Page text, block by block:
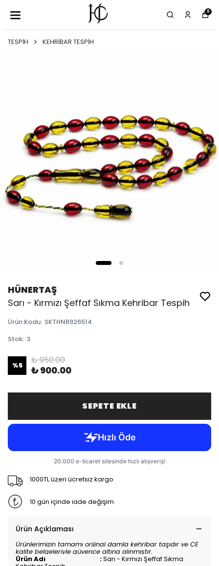
0
TESPİH KEHRİBAR TESPİH
HÜNERTAŞ
Sarı - Kırmızı Şeffaf Sıkma Kehribar Tespih
Ürün Kodu: SKTHNR926514
Stok: 3
%5 ₺ 950.00
₺ 900.00
SEPETE EKLE
1000TL üzeri ücretsiz kargo
10 gün içinde iade değişim
Ürün Açıklaması
Ürünlerimizin tamamı orijinal damla kehribar taşıdır ve CE
kalite belgeleriyle güvence altına alınmıştır.
Ürün Adı :Sarı - Kırmızı Şeffaf Sıkma